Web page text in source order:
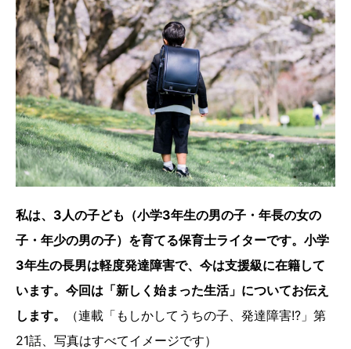
私は、3人の子ども（小学3年生の男の子・年長の女の
子・年少の男の子）を育てる保育士ライターです。小学
3年生の長男は軽度発達障害で、今は支援級に在籍して
います。今回は「新しく始まった生活」についてお伝え
します。
（連載「もしかしてうちの子、発達障害!?」第
21話、写真はすべてイメージです）